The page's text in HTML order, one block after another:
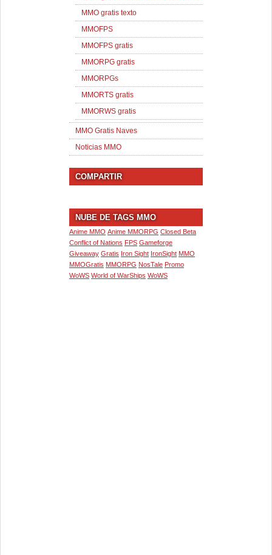
MMO gratis texto
MMOFPS
MMOFPS gratis
MMORPG gratis
MMORPGs
MMORTS gratis
MMORWS gratis
MMO Gratis Naves
Noticias MMO
COMPARTIR
NUBE DE TAGS MMO
Anime MMO Anime MMORPG Closed Beta
Conflict of Nations FPS Gameforge
Giveaway Gratis Iron Sight IronSight MMO
MMOGratis MMORPG NosTale Promo
WoWS World of WarShips WoWS